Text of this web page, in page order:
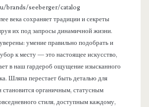
brands/seeberger/catalog
века сохраняет традиции и секреты
их под запросы динамичной жизни.
умение правильно подобрать и
к месту — это настоящее искусство,
в наш гардероб ощущение изысканного
Шляпа перестает быть деталью для
становится органичным, статусным
стиля, доступным каждому,